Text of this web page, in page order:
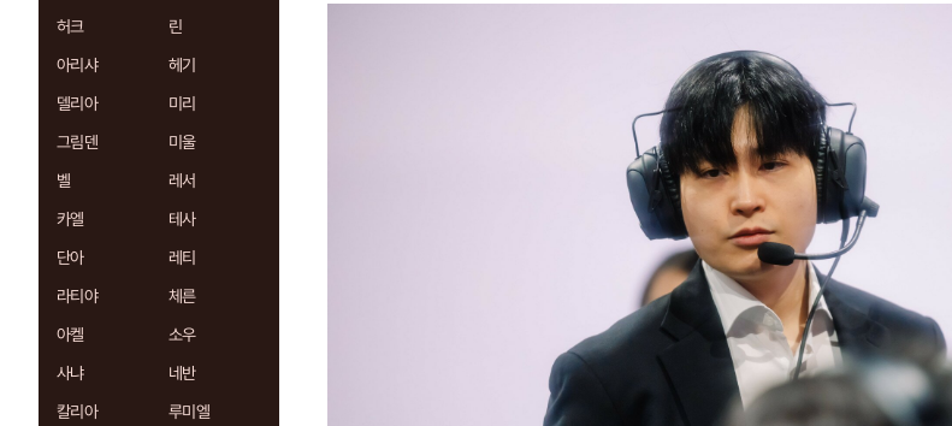
허크
린
아리샤
헤기
델리아
미리
그림덴
미울
벨
레서
카엘
테사
단아
레티
라티야
체른
아켈
소우
사냐
네반
칼리아
루미엘